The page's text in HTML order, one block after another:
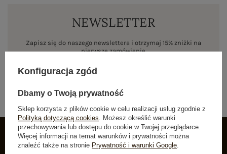
NEWSLETTER
Zapisz się do naszego newslettera i otrzymaj 15% zniżki na
pierwsze zamówienie
INFORMACJE O BUTIK
Konfiguracja zgód
Dbamy o Twoją prywatność
Sklep korzysta z plików cookie w celu realizacji usług zgodnie z
Polityką dotyczącą cookies. Możesz określić warunki
przechowywania lub dostępu do cookie w Twojej przeglądarce.
Więcej informacji na temat warunków i prywatności można
znaleźć także na stronie Prywatność i warunki Google.